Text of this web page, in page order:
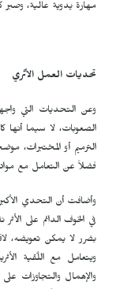
مهارة يدوية عالية، وصبر
تحديات العمل الأثري
وعن التحديات التي
الصعوبات، لا سيما أنها
الترميم أو المختبرات،
فضلاً عن التعامل مع
وأضافت أن التحدي
في الخوف الدائم على
بضرر لا يمكن تعويضه،
ويتعامل مع اللُقية
والإهمال والتجاوزات على